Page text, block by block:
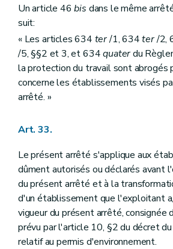
Un article 46bis dans le même
suit:
« Les articles 634 ter/1, 634ter/2,
/5, §§2 et 3, et 634quaterdu
la protection du travail sont abrogés
concerne les établissements visés
arrêté. »
Art. 33.
Le présent arrêté s'applique aux
dûment autorisés ou déclarés avant
du présent arrêté et à la
d'un établissement que l'exploitant
vigueur du présent arrêté, consignée
prévu par l'article 10, §2 du décret
relatif au permis d'environnement.